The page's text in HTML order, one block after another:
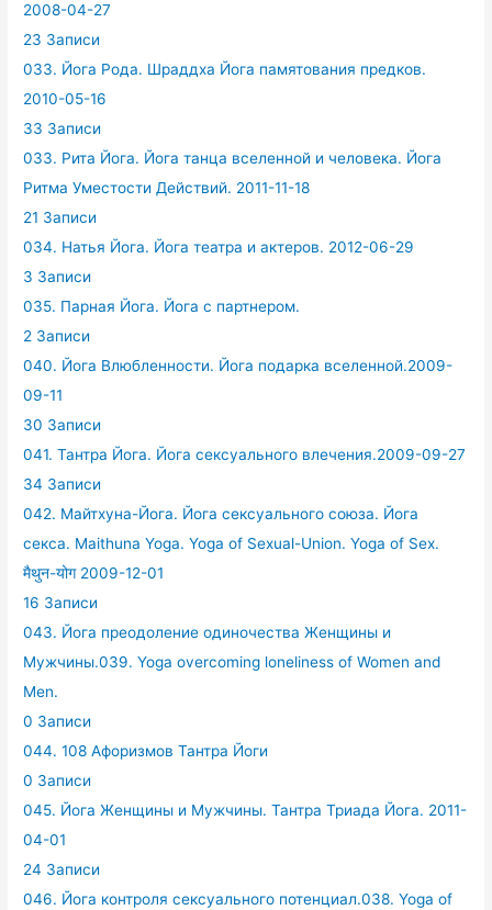
2008-04-27
23 Записи
033. Йога Рода. Шраддха Йога памятования предков.
2010-05-16
33 Записи
033. Рита Йога. Йога танца вселенной и человека. Йога
Ритма Уместости Действий. 2011-11-18
21 Записи
034. Натья Йога. Йога театра и актеров. 2012-06-29
3 Записи
035. Парная Йога. Йога с партнером.
2 Записи
040. Йога Влюбленности. Йога подарка вселенной.2009-
09-11
30 Записи
041. Тантра Йога. Йога сексуального влечения.2009-09-27
34 Записи
042. Майтхуна-Йога. Йога сексуального союза. Йога
секса. Maithuna Yoga. Yoga of Sexual-Union. Yoga of Sex.
मैथुन-योग 2009-12-01
16 Записи
043. Йога преодоление одиночества Женщины и
Мужчины.039. Yoga overcoming loneliness of Women and
Men.
0 Записи
044. 108 Афоризмов Тантра Йоги
0 Записи
045. Йога Женщины и Мужчины. Тантра Триада Йога. 2011-
04-01
24 Записи
046. Йога контроля сексуального потенциал.038. Yoga of